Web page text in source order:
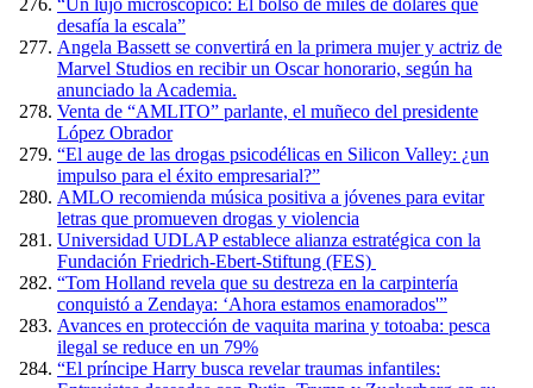
“Un lujo microscópico: El bolso de miles de dólares que
desafía la escala”
Angela Bassett se convertirá en la primera mujer y actriz de
Marvel Studios en recibir un Oscar honorario, según ha
anunciado la Academia.
Venta de “AMLITO” parlante, el muñeco del presidente
López Obrador
“El auge de las drogas psicodélicas en Silicon Valley: ¿un
impulso para el éxito empresarial?”
AMLO recomienda música positiva a jóvenes para evitar
letras que promueven drogas y violencia
Universidad UDLAP establece alianza estratégica con la
Fundación Friedrich-Ebert-Stiftung (FES)
“Tom Holland revela que su destreza en la carpintería
conquistó a Zendaya: ‘Ahora estamos enamorados'”
Avances en protección de vaquita marina y totoaba: pesca
ilegal se reduce en un 79%
“El príncipe Harry busca revelar traumas infantiles: